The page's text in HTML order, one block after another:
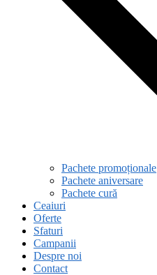
Pachete promoționale
Pachete aniversare
Pachete cură
Ceaiuri
Oferte
Sfaturi
Campanii
Despre noi
Contact